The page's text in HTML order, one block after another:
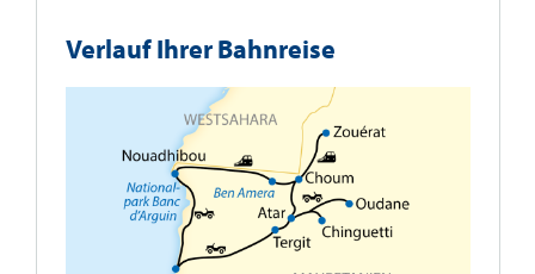
Verlauf Ihrer Bahnreise